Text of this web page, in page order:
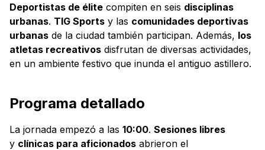
Deportistas de élite compiten en seis disciplinas
urbanas. TIG Sports y las comunidades deportivas
urbanas de la ciudad también participan. Además, los
atletas recreativos disfrutan de diversas actividades,
en un ambiente festivo que inunda el antiguo astillero.
Programa detallado
La jornada empezó a las 10:00. Sesiones libres
y clínicas para aficionados abrieron el